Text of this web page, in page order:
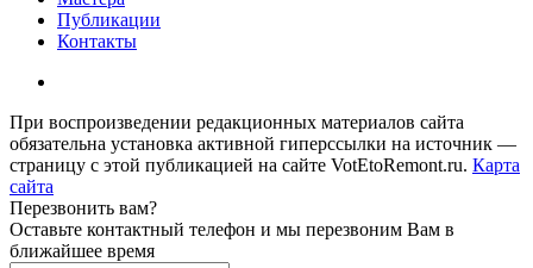
Публикации
Контакты
При воспроизведении редакционных материалов сайта
обязательна установка активной гиперссылки на источник —
страницу с этой публикацией на сайте VotEtoRemont.ru. Карта
сайта
Перезвонить вам?
Оставьте контактный телефон и мы перезвоним Вам в
ближайшее время